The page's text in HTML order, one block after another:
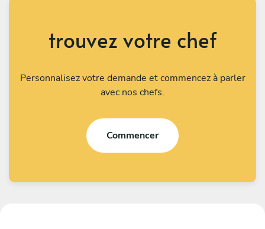
trouvez votre chef
Personnalisez votre demande et commencez à parler
avec nos chefs.
Commencer